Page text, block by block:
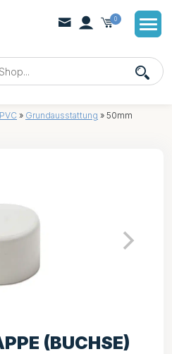
0
PVC » Grundausstattung » 50mm
(BUCHSE)